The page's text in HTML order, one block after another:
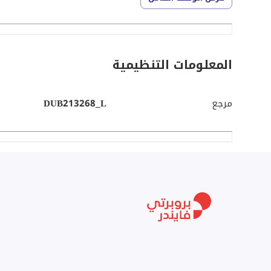
مشرق مع مرحاض للضيوف على اليسار ومدخل المطبخ
فسيحة. تحتوي غرفة النوم على حمام داخلي وخزانة
يستطيع المستأجرون المهتمون باستئجار عقار مدار من قبل Allsopp & Allsopp الاتصال الآن لمعرفة المزيد.
غير متوفر] حيث ستجد مجموعة واسعة من العقارات المتاحة
المعلومات التنظيمية
مرجع DUB213268_L